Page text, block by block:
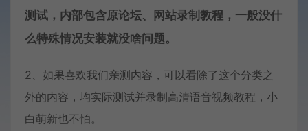
测试，内部包含原论坛、网站录制教程，一般没什
么特殊情况安装就没啥问题。
2、如果喜欢我们亲测内容，可以看除了这个分类之
外的内容，均实际测试并录制高清语音视频教程，小
白萌新也不怕。